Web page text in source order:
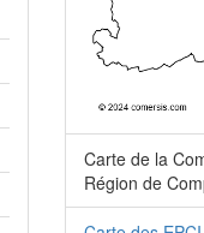
Carte de la
Région de